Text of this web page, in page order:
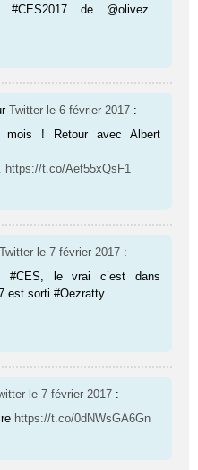
#CES2017 de @olivez…
Twitter le 6 février 2017 :
! Retour avec Albert
https://t.co/Aef55xQsF1
Twitter le 7 février 2017 :
#CES, le vrai c’est dans
est sorti #Oezratty
le 7 février 2017 :
https://t.co/0dNWsGA6Gn